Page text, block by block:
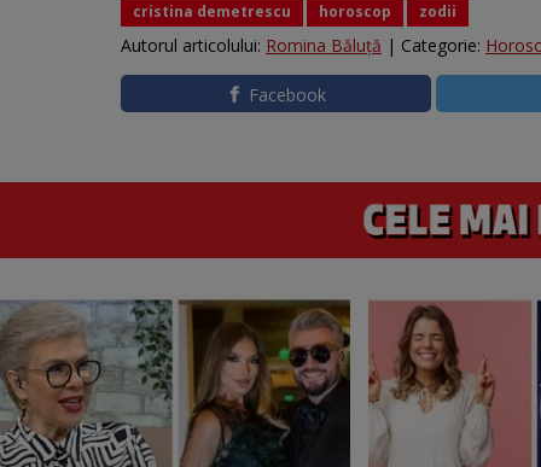
cristina demetrescu horoscop zodii
Autorul articolului: Romina Băluță | Categorie:
Facebook